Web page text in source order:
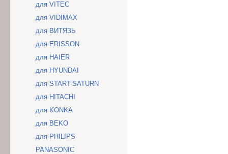
для VITEC
для VIDIMAX
для ВИТЯЗЬ
для ERISSON
для HAIER
для HYUNDAI
для START-SATURN
для HITACHI
для KONKA
для BEKO
для PHILIPS
PANASONIC